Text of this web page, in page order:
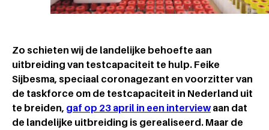
Zo schieten wij de landelijke behoefte aan
uitbreiding van testcapaciteit te hulp. Feike
Sijbesma, speciaal coronagezant en voorzitter van
de taskforce om de testcapaciteit in Nederland uit
te breiden, gaf op 23 april in een interviewaan dat
de landelijke uitbreiding is gerealiseerd. Maar de